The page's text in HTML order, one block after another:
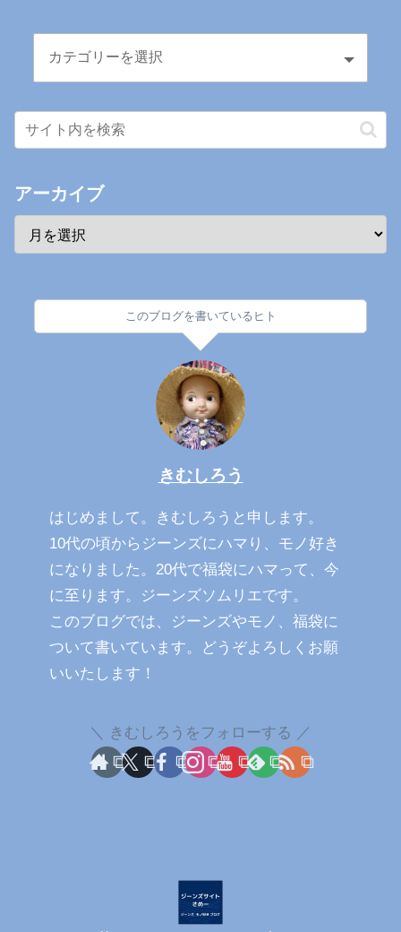
アーカイブ
このブログを書いているヒト
きむしろう
はじめまして。きむしろうと申します。
10代の頃からジーンズにハマり、モノ好き
になりました。20代で福袋にハマって、今
に至ります。ジーンズソムリエです。
このブログでは、ジーンズやモノ、福袋に
ついて書いています。どうぞよろしくお願
いいたします！
きむしろうをフォローする